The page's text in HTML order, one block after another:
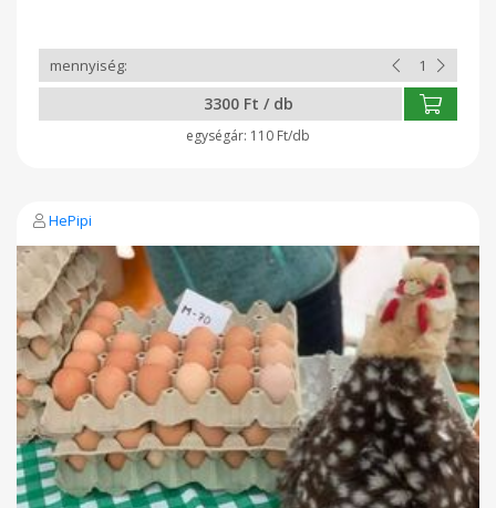
3300 Ft / db
110 Ft/db
HePipi